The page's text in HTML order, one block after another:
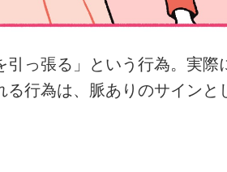
っ張る」という行為。実
行為は、脈ありのサイン